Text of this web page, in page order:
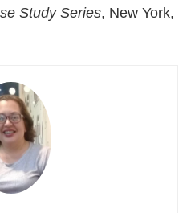
Study Series, New York,